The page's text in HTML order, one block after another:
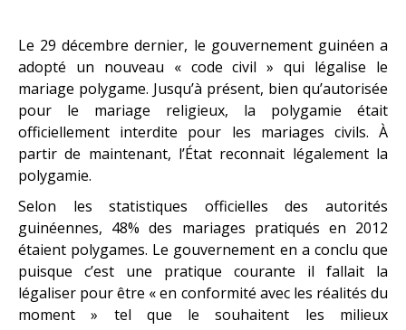
Le 29 décembre dernier, le gouvernement guinéen a
adopté un nouveau « code civil » qui légalise le
mariage polygame. Jusqu’à présent, bien qu’autorisée
pour le mariage religieux, la polygamie était
officiellement interdite pour les mariages civils. À
partir de maintenant, l’État reconnait légalement la
polygamie.
Selon les statistiques officielles des autorités
guinéennes, 48% des mariages pratiqués en 2012
étaient polygames. Le gouvernement en a conclu que
puisque c’est une pratique courante il fallait la
légaliser pour être « en conformité avec les réalités du
moment » tel que le souhaitent les milieux